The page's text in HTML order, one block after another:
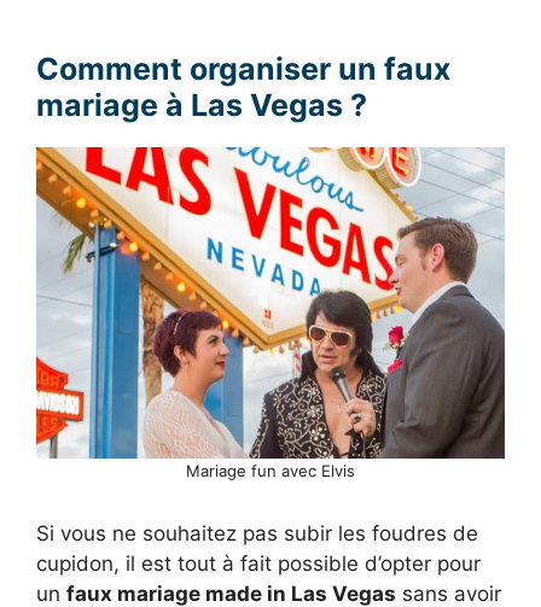
Comment organiser un faux
mariage à Las Vegas ?
Mariage fun avec Elvis
Si vous ne souhaitez pas subir les foudres de
cupidon, il est tout à fait possible d’opter pour
un faux mariage made in Las Vegas sans avoir